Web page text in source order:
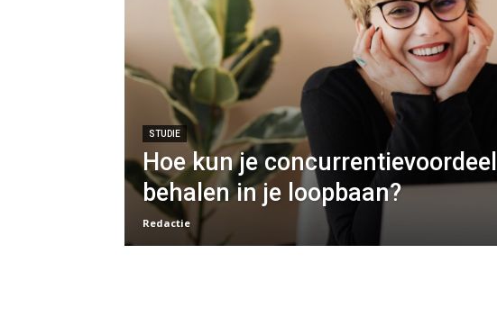
STUDIE
Hoe kun je concurrentievoordeel
behalen in je loopbaan?
Redactie